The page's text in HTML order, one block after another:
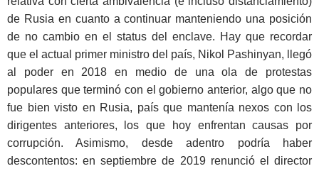
de Rusia en cuanto a continuar manteniendo una posición
de no cambio en el status del enclave. Hay que recordar
que el actual primer ministro del país, Nikol Pashinyan, llegó
al poder en 2018 en medio de una ola de protestas
populares que terminó con el gobierno anterior, algo que no
fue bien visto en Rusia, país que mantenía nexos con los
dirigentes anteriores, los que hoy enfrentan causas por
corrupción. Asimismo, desde adentro podría haber
descontentos: en septiembre de 2019 renunció el director